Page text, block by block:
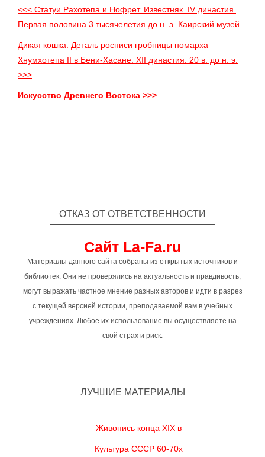
<<< Статуи Рахотепа и Нофрет. Известняк. IV династия.
Первая половина 3 тысячелетия до н. э. Каирский музей.
Дикая кошка. Деталь росписи гробницы номарха
Хнумхотепа II в Бени-Хасане. XII династия. 20 в. до н. э.
>>>
Искусство Древнего Востока >>>
ОТКАЗ ОТ ОТВЕТСТВЕННОСТИ
Сайт La-Fa.ru
Материалы данного сайта собраны из открытых источников и
библиотек. Они не проверялись на актуальность и правдивость,
могут выражать частное мнение разных авторов и идти в разрез
с текущей версией истории, преподаваемой вам в учебных
учреждениях. Любое их использование вы осуществляете на
свой страх и риск.
ЛУЧШИЕ МАТЕРИАЛЫ
Живопись конца XIX в
Культура СССР 60-70х